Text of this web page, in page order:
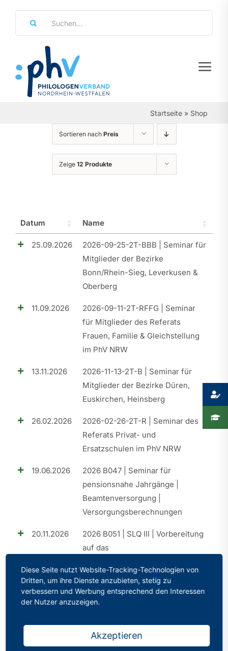
springen
Personalräte
Über Uns
Leistungen & Service
Presse
Recht
Startseite » Shop
Sortieren nach Preis
Zeige 12 Produkte
Datum Name
25.09.2026
2026-09-25-2T-BBB | Seminar für
Mitglieder der Bezirke
Bonn/Rhein-Sieg, Leverkusen &
Oberberg
11.09.2026
2026-09-11-2T-RFFG | Seminar
für Mitglieder des Referats
Frauen, Familie & Gleichstellung
im PhV NRW
13.11.2026
2026-11-13-2T-B | Seminar für
Mitglieder der Bezirke Düren,
Euskirchen, Heinsberg
26.02.2026
2026-02-26-2T-R | Seminar des
Referats Privat- und
Ersatzschulen im PhV NRW
19.06.2026
2026 B047 | Seminar für
pensionsnahe Jahrgänge |
Beamtenversorgung |
Versorgungsberechnungen
20.11.2026
2026 B051 | SLQ III | Vorbereitung
auf das
(EFV)
25.09.2026
2026 B049 | SLQ II | Elemente der
2026 B050 | Perspektive A15 |
Aufstiegschancen im Schuldienst
Diese Seite nutzt Website-Tracking-Technologien von
Dritten, um ihre Dienste anzubieten, stetig zu
verbessern und Werbung entsprechend den Interessen
der Nutzer anzuzeigen.
Akzeptieren